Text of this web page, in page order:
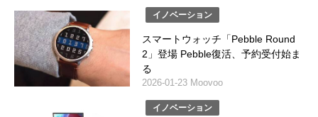
イノベーション
スマートウォッチ「Pebble Round
2」登場 Pebble復活、予約受付始ま
る
2026-01-23 Moovoo
イノベーション